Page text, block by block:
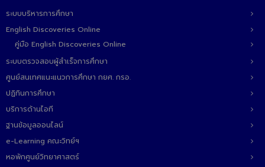
ระบบบริหารการศึกษา
English Discoveries Online
คู่มือ English Discoveries Online
ระบบตรวจสอบผู้สำเร็จการศึกษา
ศูนย์สนเทศแนะแนวการศึกษา กยศ. กรอ.
ปฏิทินการศึกษา
บริการด้านไอที
ฐานข้อมูลออนไลน์
e-Learning คณะวิทย์ฯ
หอพักศูนย์วิทยาศาสตร์